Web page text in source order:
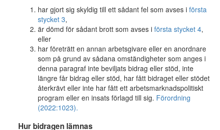
har gjort sig skyldig till ett sådant fel som avses i första
stycket 3,
är dömd för sådant brott som avses i första stycket 4,
eller
har företrätt en annan arbetsgivare eller en anordnare
som på grund av sådana omständigheter som anges i
denna paragraf inte beviljats bidrag eller stöd, inte
längre får bidrag eller stöd, har fått bidraget eller stödet
återkrävt eller inte har fått ett arbetsmarknadspolitiskt
program eller en insats förlagd till sig. Förordning
(2022:1023).
Hur bidragen lämnas